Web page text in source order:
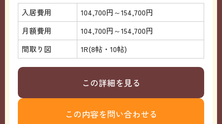
入居費用
104,700円～154,700円
月額費用
104,700円～154,700円
間取り図
1R(8帖・10帖)
この詳細を見る
この内容を問い合わせる